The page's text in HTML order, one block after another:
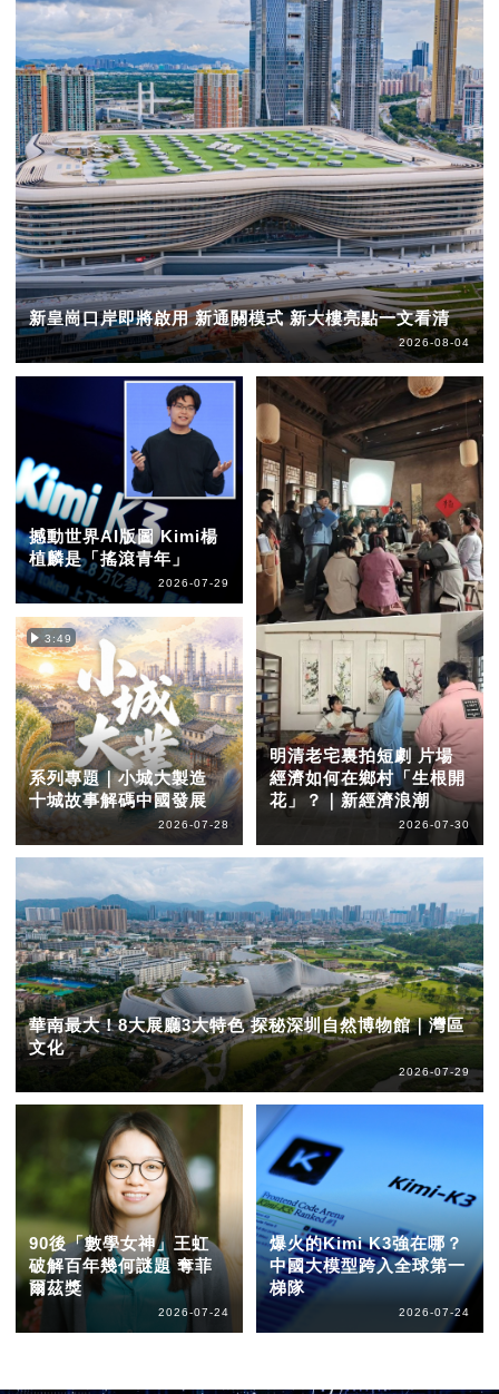
新皇崗口岸即將啟用 新通關模式 新大樓亮點一文看清
2026-08-04
撼動世界AI版圖 Kimi楊
植麟是「搖滾青年」
2026-07-29
3:49
系列專題｜小城大製造
十城故事解碼中國發展
2026-07-28
明清老宅裏拍短劇 片場
經濟如何在鄉村「生根開
花」？｜新經濟浪潮
2026-07-30
華南最大！8大展廳3大特色 探秘深圳自然博物館｜灣區
文化
2026-07-29
90後「數學女神」王虹
破解百年幾何謎題 奪菲
爾茲獎
2026-07-24
爆火的Kimi K3強在哪？
中國大模型跨入全球第一
梯隊
2026-07-24